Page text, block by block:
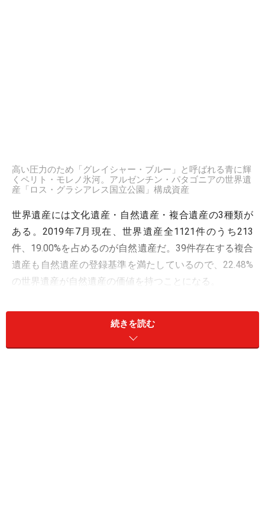
高い圧力のため「グレイシャー・ブルー」と呼ばれる青に輝
くペリト・モレノ氷河。アルゼンチン・パタゴニアの世界遺
産「ロス・グラシアレス国立公園」構成資産
世界遺産には文化遺産・自然遺産・複合遺産の3種類が
ある。2019年7月現在、世界遺産全1121件のうち213
件、19.00%を占めるのが自然遺産だ。39件存在する複合
遺産も自然遺産の登録基準を満たしているので、22.48%
の世界遺産が自然遺産の価値を持つことになる。
では、自然遺産とはいったいどんなものなのだろう？
続きを読む